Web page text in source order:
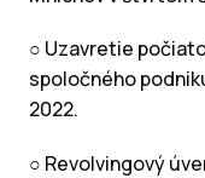
○ Uzavretie
spoločného
2022.
○ Revolvingový